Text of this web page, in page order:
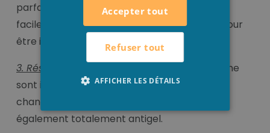
parfait, nos carreaux de porcelaine légers et
faciles à poser sont parfaitement adaptés pour
être installés sur des piédestaux.
3. Résistant au gel:
Nos carreaux de porcelaine
sont imperméables à l'humidité et aux
changements de température. Ils sont
également totalement antigel.
Accepter tout
Refuser tout
AFFICHER LES DÉTAILS